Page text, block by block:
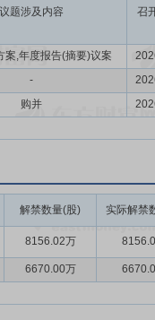
议题涉及内容 召
案,年度报告(摘要)议案
-
购并
解禁数量(股) 实际解禁
8156.02万
6670.00万